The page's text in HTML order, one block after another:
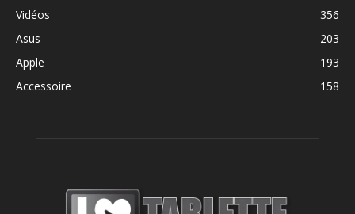
Vidéos
356
Asus
203
Apple
193
Accessoire
158